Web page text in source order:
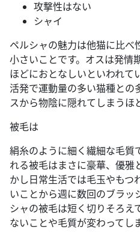
攻撃性はない
シャイ
ペルシャの魅力は他猫に比
小さいことです。オスは発情
ほどにおとなしいといわれて
活発で運動量の多い猫種との
スから物陰に隠れてしまうほ
被毛は
絹糸のように細く繊細な毛質
れる被毛はまさに豪華、優雅
かし日常生活では毛玉やもつ
いことから週に数回のブラ
シャの被毛は短く切りそろえ
ないことや毛質が変わってし